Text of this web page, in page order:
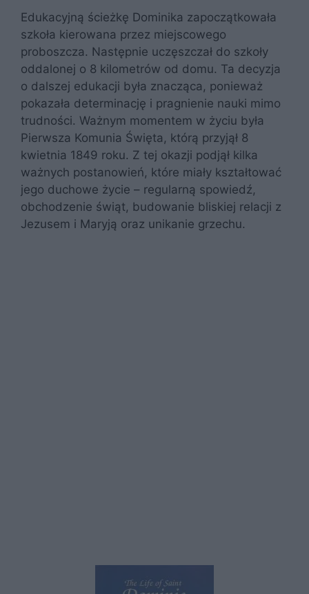
Edukacyjną ścieżkę Dominika zapoczątkowała
szkoła kierowana przez miejscowego
proboszcza. Następnie uczęszczał do szkoły
oddalonej o 8 kilometrów od domu. Ta decyzja
o dalszej edukacji była znacząca, ponieważ
pokazała determinację i pragnienie nauki mimo
trudności. Ważnym momentem w życiu była
Pierwsza Komunia Święta, którą przyjął 8
kwietnia 1849 roku. Z tej okazji podjął kilka
ważnych postanowień, które miały kształtować
jego duchowe życie – regularną spowiedź,
obchodzenie świąt, budowanie bliskiej relacji z
Jezusem i Maryją oraz unikanie grzechu.